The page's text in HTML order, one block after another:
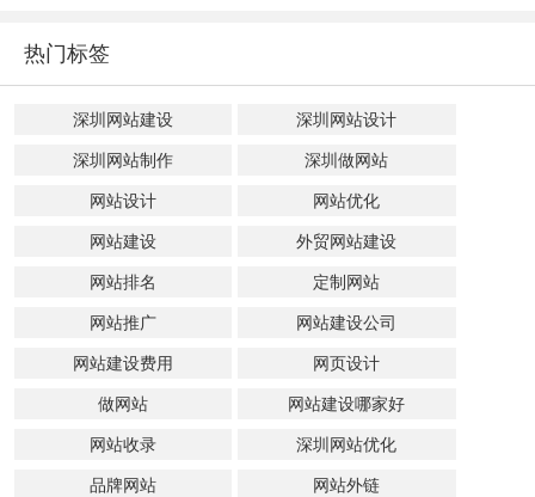
热门标签
深圳网站建设 深圳网站设计
深圳网站制作 深圳做网站
网站设计 网站优化
网站建设 外贸网站建设
网站排名 定制网站
网站推广 网站建设公司
网站建设费用 网页设计
做网站 网站建设哪家好
网站收录 深圳网站优化
品牌网站 网站外链